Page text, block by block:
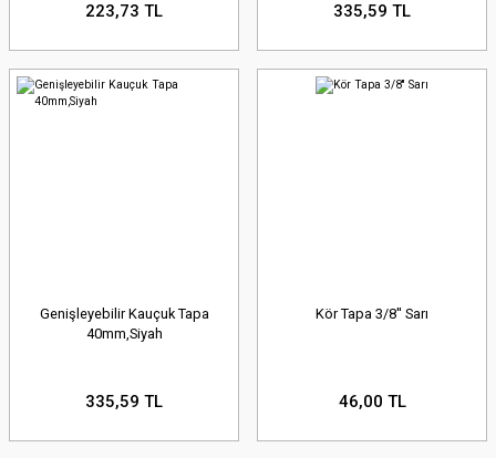
223,73 TL 335,59 TL
Genişleyebilir Kauçuk Tapa
40mm,Siyah
335,59 TL
Kör Tapa 3/8'' Sarı
46,00 TL